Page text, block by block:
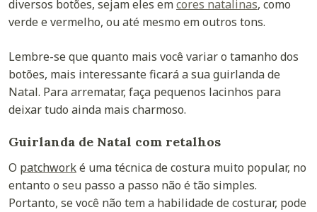
diversos botões, sejam eles emcores natalinas, como
verde e vermelho, ou até mesmo em outros tons.
Lembre-se que quanto mais você variar o tamanho dos
botões, mais interessante ficará a sua guirlanda de
Natal. Para arrematar, faça pequenos lacinhos para
deixar tudo ainda mais charmoso.
Guirlanda de Natal com retalhos
O patchworké uma técnica de costura muito popular, no
entanto o seu passo a passo não é tão simples.
Portanto, se você não tem a habilidade de costurar, pode